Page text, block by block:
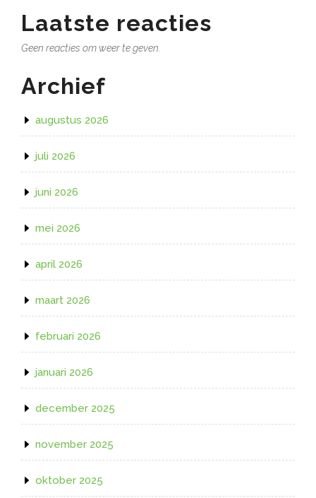
Laatste reacties
Geen reacties om weer te geven.
Archief
augustus 2026
juli 2026
juni 2026
mei 2026
april 2026
maart 2026
februari 2026
januari 2026
december 2025
november 2025
oktober 2025